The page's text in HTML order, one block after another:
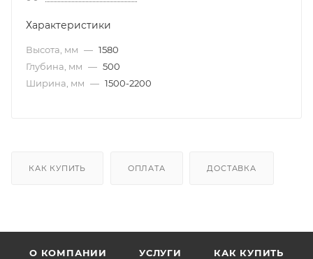
Характеристики
Высота, мм — 1580
Глубина, мм — 500
Ширина, мм — 1500-2200
КАК КУПИТЬ ОПЛАТА ДОСТАВКА
О КОМПАНИИ УСЛУГИ КАК КУПИТЬ